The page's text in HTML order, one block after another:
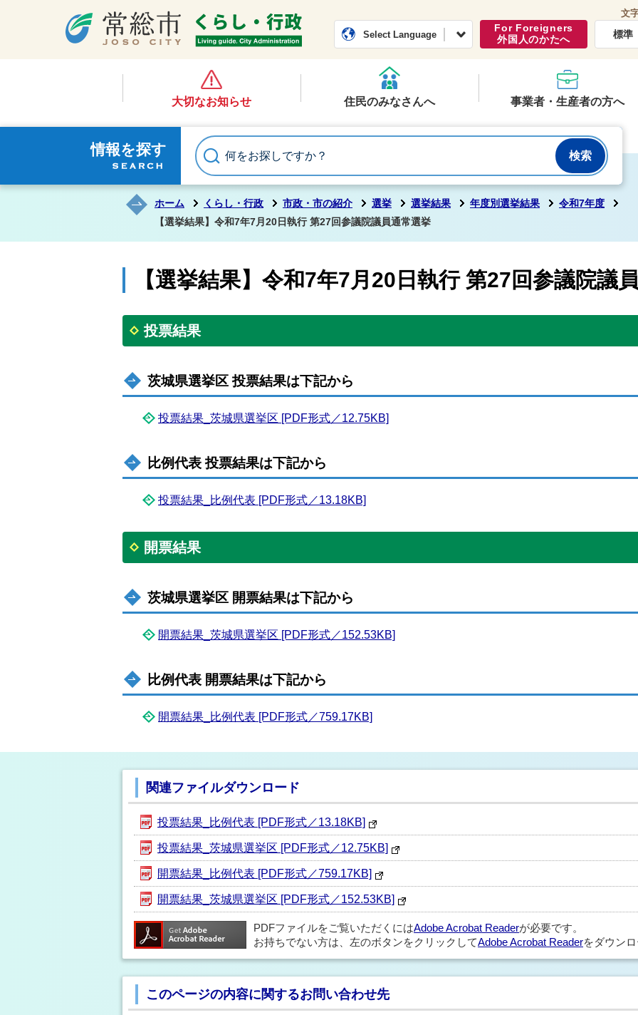
常総市公式ホームページくらし・行政
Select Language
For Foreigners
外国人のかたへ
文
標準
大切なお知らせ 住民のみなさんへ 事業者・生産者の方へ
情報を探す
ホーム くらし・行政 市政・市の紹介 選挙 選挙結果 年度別選挙結果
令和7年度
【選挙結果】令和7年7月20日執行 第27回参議院議員通常選挙
【選挙結果】令和7年7月20日執行 第27回参議院議
投票結果
茨城県選挙区 投票結果は下記から
投票結果_茨城県選挙区 [PDF形式／12.75KB]
比例代表 投票結果は下記から
投票結果_比例代表 [PDF形式／13.18KB]
開票結果
茨城県選挙区 開票結果は下記から
開票結果_茨城県選挙区 [PDF形式／152.53KB]
比例代表 開票結果は下記から
開票結果_比例代表 [PDF形式／759.17KB]
関連ファイルダウンロード
投票結果_比例代表 [PDF形式／13.18KB]
投票結果_茨城県選挙区 [PDF形式／12.75KB]
開票結果_比例代表 [PDF形式／759.17KB]
開票結果_茨城県選挙区 [PDF形式／152.53KB]
PDFファイルをご覧いただくにはAdobe Acrobat Readerが必要です。
お持ちでない方は、左のボタンをクリックしてAdobe Acrobat Readerをダウン
このページの内容に関するお問い合わせ先